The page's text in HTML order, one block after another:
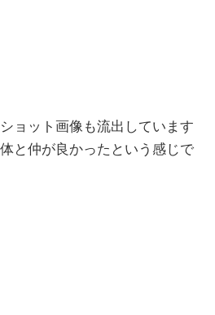
ョット画像も流出しています
と仲が良かったという感じで